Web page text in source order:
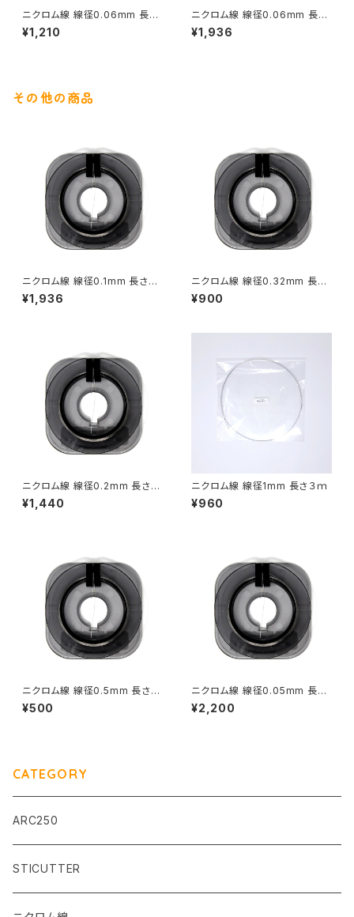
ニクロム線 線径0.06mm 長さ
20ｍ
¥1,210
ニクロム線 線径0.06mm 長さ
40ｍ
¥1,936
その他の商品
ニクロム線 線径0.1mm 長さ40
ｍ
¥1,936
ニクロム線 線径0.32mm 長さ1
0ｍ
¥900
ニクロム線 線径0.2mm 長さ4
0ｍ
¥1,440
ニクロム線 線径1mm 長さ３ｍ
¥960
ニクロム線 線径0.5mm 長さ5
ｍ
¥500
ニクロム線 線径0.05mm 長さ
40m
¥2,200
CATEGORY
ARC250
STICUTTER